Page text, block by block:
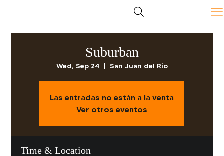
Suburban
Wed, Sep 24
  |
San Juan del Río
Las entradas no están a la venta
Ver otros eventos
Time & Location